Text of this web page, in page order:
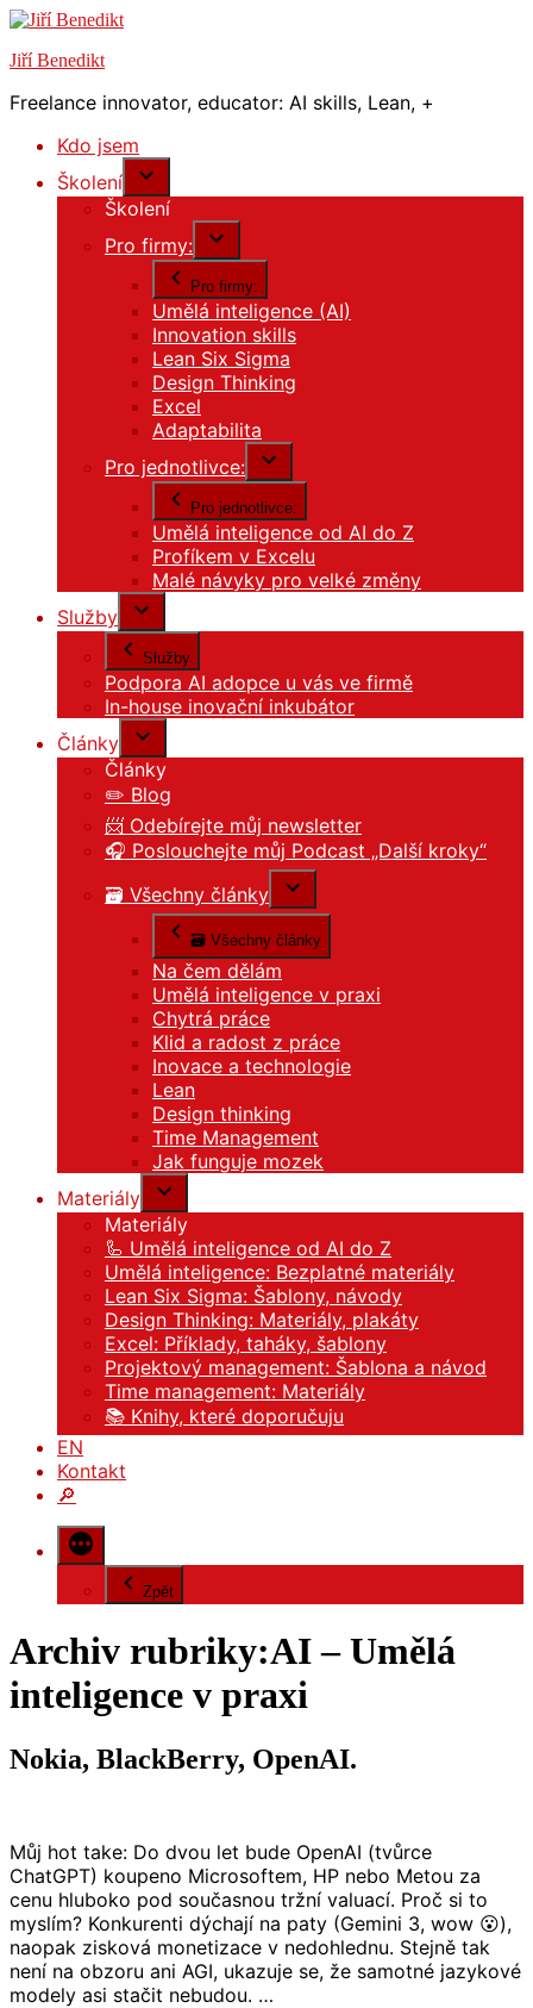
Přejít
obsahu
Jiří Benedikt
Freelance innovator, educator: AI skills, Lean, +
Kdo jsem
Školení
Školení
Pro firmy:
Pro firmy:
Umělá inteligence (AI)
Innovation skills
Lean Six Sigma
Design Thinking
Excel
Adaptabilita
Pro jednotlivce:
Pro jednotlivce:
Umělá inteligence od AI do Z
Profíkem v Excelu
Malé návyky pro velké změny
Služby
Služby
Podpora AI adopce u vás ve firmě
In-house inovační inkubátor
Články
Články
✏️ Blog
📨 Odebírejte můj newsletter
🎧 Poslouchejte můj Podcast „Další kroky“
🗃️ Všechny články
🗃️ Všechny články
Na čem dělám
Umělá inteligence v praxi
Chytrá práce
Klid a radost z práce
Inovace a technologie
Lean
Design thinking
Time Management
Jak funguje mozek
Materiály
Materiály
🦾 Umělá inteligence od AI do Z
Umělá inteligence: Bezplatné materiály
Lean Six Sigma: Šablony, návody
Design Thinking: Materiály, plakáty
Excel: Příklady, taháky, šablony
Projektový management: Šablona a návod
Time management: Materiály
📚 Knihy, které doporučuju
EN
Kontakt
🔎
Zpět
Archiv rubriky:AI – Umělá
inteligence v praxi
Nokia, BlackBerry, OpenAI.
Můj hot take: Do dvou let bude OpenAI (tvůrce
ChatGPT) koupeno Microsoftem, HP nebo Metou za
cenu hluboko pod současnou tržní valuací. Proč si to
myslím? Konkurenti dýchají na paty (Gemini 3, wow 😮),
naopak zisková monetizace v nedohlednu. Stejně tak
není na obzoru ani AGI, ukazuje se, že samotné jazykové
modely asi stačit nebudou. …